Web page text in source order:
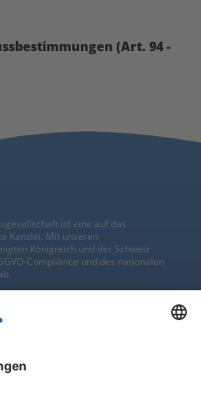
(Art. 94 -
ist eine auf das
Kanzlei. Mit unseren
Königreich und der Schweiz
Compliance und des nationalen